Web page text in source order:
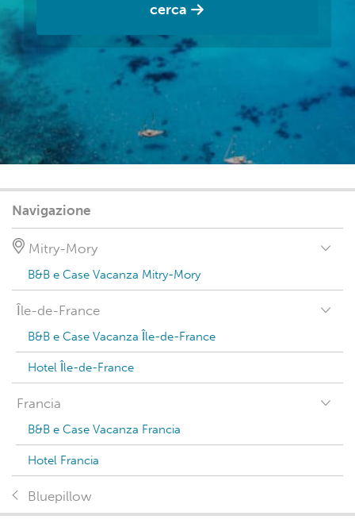
cerca
Navigazione
Mitry-Mory
B&B e Case Vacanza Mitry-Mory
Île-de-France
B&B e Case Vacanza Île-de-France
Hotel Île-de-France
Francia
B&B e Case Vacanza Francia
Hotel Francia
Bluepillow